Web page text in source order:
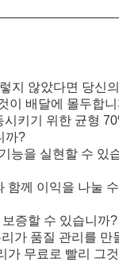
지 않았다면 당신
이 배달에 몰두합
키기 위한 균형
까?
능을 실현할 수 있
께 이익을 나눌
증할 수 있습니까?
가 품질 관리를
무료로 빨리 그